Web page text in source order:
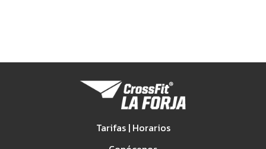
Tarifas | Horarios